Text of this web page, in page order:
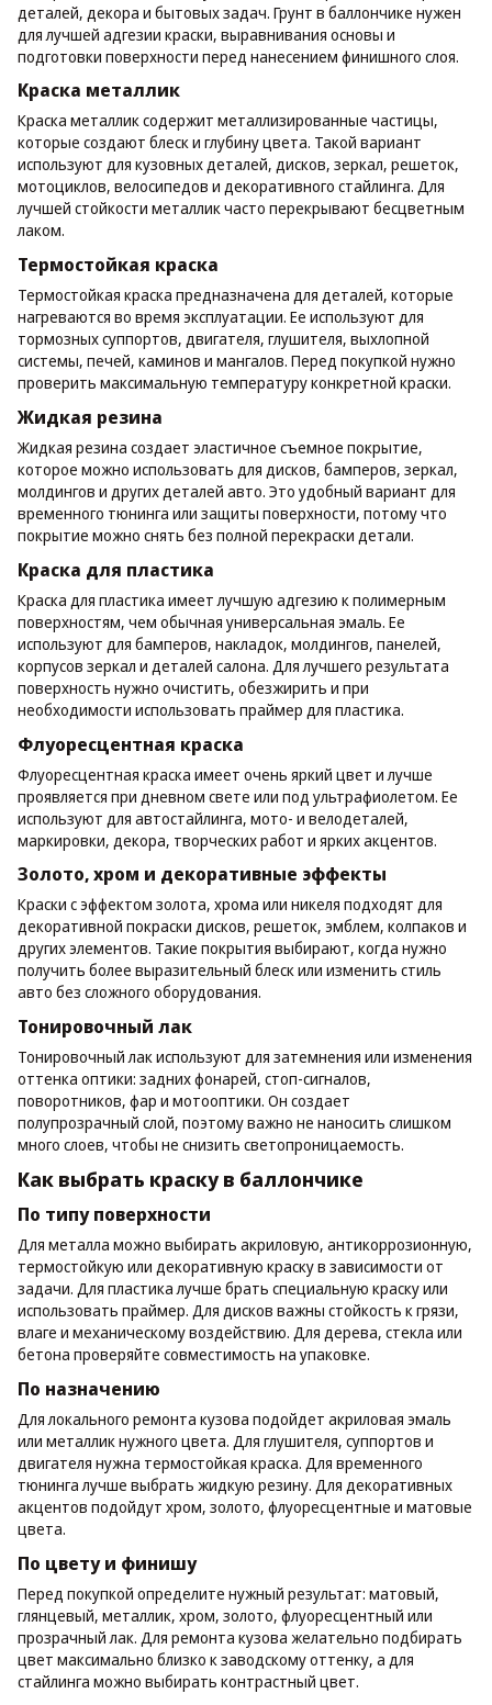
деталей, декора и бытовых задач. Грунт в баллончике нужен
для лучшей адгезии краски, выравнивания основы и
подготовки поверхности перед нанесением финишного слоя.
Краска металлик
Краска металлик содержит металлизированные частицы,
которые создают блеск и глубину цвета. Такой вариант
используют для кузовных деталей, дисков, зеркал, решеток,
мотоциклов, велосипедов и декоративного стайлинга. Для
лучшей стойкости металлик часто перекрывают бесцветным
лаком.
Термостойкая краска
Термостойкая краска предназначена для деталей, которые
нагреваются во время эксплуатации. Ее используют для
тормозных суппортов, двигателя, глушителя, выхлопной
системы, печей, каминов и мангалов. Перед покупкой нужно
проверить максимальную температуру конкретной краски.
Жидкая резина
Жидкая резина создает эластичное съемное покрытие,
которое можно использовать для дисков, бамперов, зеркал,
молдингов и других деталей авто. Это удобный вариант для
временного тюнинга или защиты поверхности, потому что
покрытие можно снять без полной перекраски детали.
Краска для пластика
Краска для пластика имеет лучшую адгезию к полимерным
поверхностям, чем обычная универсальная эмаль. Ее
используют для бамперов, накладок, молдингов, панелей,
корпусов зеркал и деталей салона. Для лучшего результата
поверхность нужно очистить, обезжирить и при
необходимости использовать праймер для пластика.
Флуоресцентная краска
Флуоресцентная краска имеет очень яркий цвет и лучше
проявляется при дневном свете или под ультрафиолетом. Ее
используют для автостайлинга, мото- и велодеталей,
маркировки, декора, творческих работ и ярких акцентов.
Золото, хром и декоративные эффекты
Краски с эффектом золота, хрома или никеля подходят для
декоративной покраски дисков, решеток, эмблем, колпаков и
других элементов. Такие покрытия выбирают, когда нужно
получить более выразительный блеск или изменить стиль
авто без сложного оборудования.
Тонировочный лак
Тонировочный лак используют для затемнения или изменения
оттенка оптики: задних фонарей, стоп-сигналов,
поворотников, фар и мотооптики. Он создает
полупрозрачный слой, поэтому важно не наносить слишком
много слоев, чтобы не снизить светопроницаемость.
Как выбрать краску в баллончике
По типу поверхности
Для металла можно выбирать акриловую, антикоррозионную,
термостойкую или декоративную краску в зависимости от
задачи. Для пластика лучше брать специальную краску или
использовать праймер. Для дисков важны стойкость к грязи,
влаге и механическому воздействию. Для дерева, стекла или
бетона проверяйте совместимость на упаковке.
По назначению
Для локального ремонта кузова подойдет акриловая эмаль
или металлик нужного цвета. Для глушителя, суппортов и
двигателя нужна термостойкая краска. Для временного
тюнинга лучше выбрать жидкую резину. Для декоративных
акцентов подойдут хром, золото, флуоресцентные и матовые
цвета.
По цвету и финишу
Перед покупкой определите нужный результат: матовый,
глянцевый, металлик, хром, золото, флуоресцентный или
прозрачный лак. Для ремонта кузова желательно подбирать
цвет максимально близко к заводскому оттенку, а для
стайлинга можно выбирать контрастный цвет.